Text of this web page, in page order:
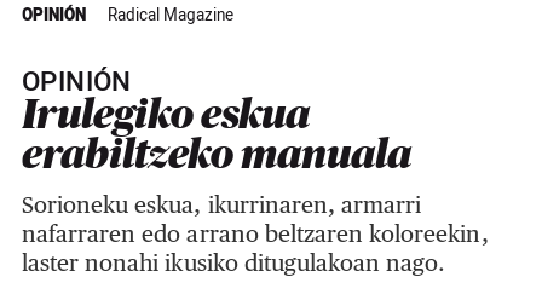
OPINIÓN Radical Magazine
OPINIÓN
Irulegiko eskua
erabiltzeko manuala
Sorioneku eskua, ikurrinaren, armarri
nafarraren edo arrano beltzaren koloreekin,
laster nonahi ikusiko ditugulakoan nago.